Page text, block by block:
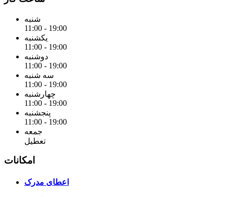
شنبه
11:00 - 19:00
یکشنبه
11:00 - 19:00
دوشنبه
11:00 - 19:00
سه شنبه
11:00 - 19:00
چهارشنبه
11:00 - 19:00
پنجشنبه
11:00 - 19:00
جمعه
تعطیل
امکانات
اعطای مدرک